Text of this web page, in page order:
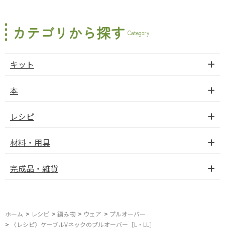
カテゴリから探す Category
キット
本
レシピ
材料・用具
完成品・雑貨
ホーム > レシピ > 編み物 > ウェア > プルオーバー
>
〈レシピ〉ケーブルVネックのプルオーバー［L・LL］